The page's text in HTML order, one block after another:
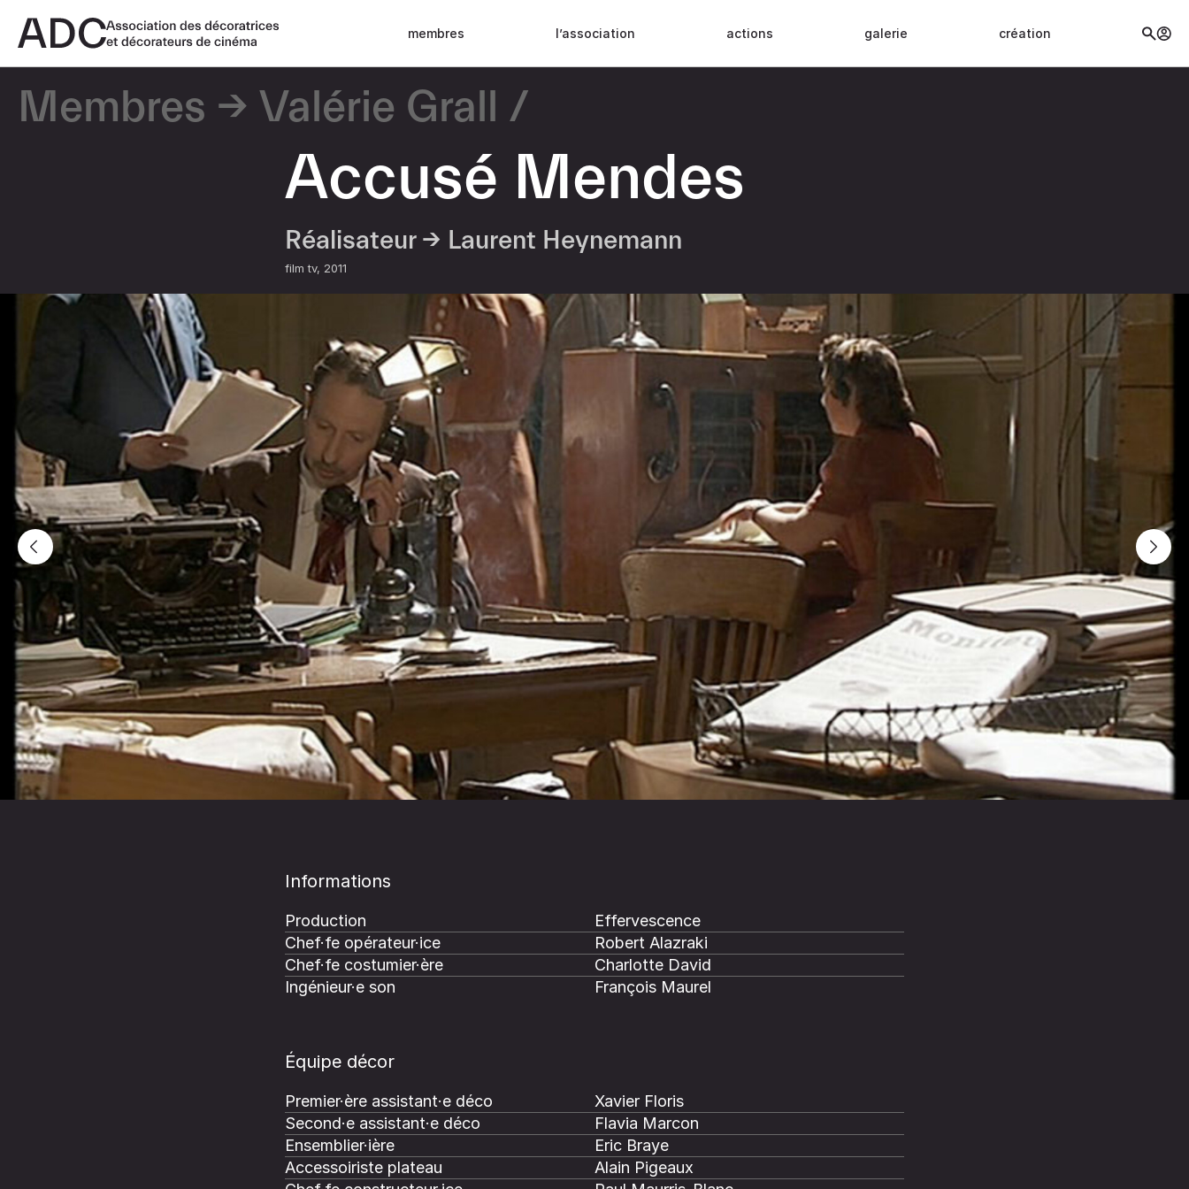
membres l’association actions galerie création
Membres Valérie Grall
Accusé Mendes
Réalisateur → Laurent Heynemann
film tv 2011
Informations
Production
Effervescence
Chef·fe opérateur·ice
Robert Alazraki
Chef·fe costumier·ère
Charlotte David
Ingénieur·e son
François Maurel
Équipe décor
Premier·ère assistant·e déco
Xavier Floris
Second·e assistant·e déco
Flavia Marcon
Ensemblier·ière
Eric Braye
Accessoiriste plateau
Alain Pigeaux